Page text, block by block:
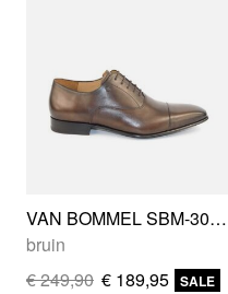
VAN BOMMEL SBM-30086-21-01
bruin
€ 249,90 € 189,95 SALE